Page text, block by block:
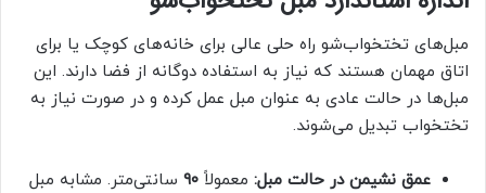
مبل‌های تختخواب‌شو راه حلی عالی برای خانه‌های کوچک یا برای
اتاق مهمان هستند که نیاز به استفاده دوگانه از فضا دارند. این
مبل‌ها در حالت عادی به عنوان مبل عمل کرده و در صورت نیاز به
تختخواب تبدیل می‌شوند.
عمق نشیمن در حالت مبل: معمولاً ۹۰ سانتی‌متر. مشابه مبل